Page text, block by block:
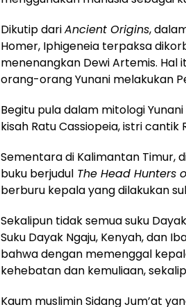
Dikutip dariAncient Origins,
Homer, Iphigeneia terpaksa
menenangkan Dewi Artemis.
orang-orang Yunani melakukan
Begitu pula dalam mitologi
kisah Ratu Cassiopeia, istri cantik
Sementara di Kalimantan Timur,
buku berjudul The Head Hunters
berburu kepala yang dilakukan
Sekalipun tidak semua suku
Suku Dayak Ngaju, Kenyah, dan
bahwa dengan memenggal
kehebatan dan kemuliaan,
Kaum muslimin Sidang Jum’at